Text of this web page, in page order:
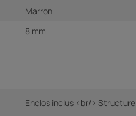
Marron
8 mm
Enclos inclus <br/>